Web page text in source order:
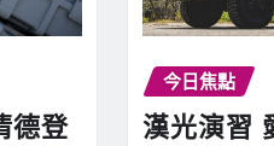
德登
今日焦點
漢光演習